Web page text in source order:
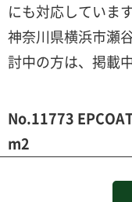
にも対応しています
神奈川県横浜市瀬
討中の方は、掲載
No.11773
m2